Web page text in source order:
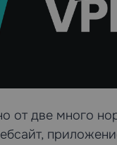
от две много